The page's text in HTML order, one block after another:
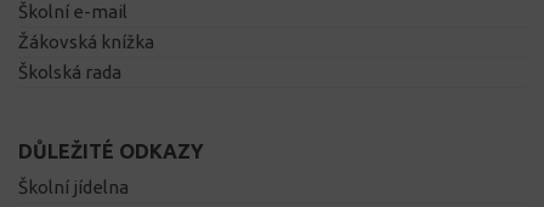
Školní e-mail
Žákovská knížka
Školská rada
DŮLEŽITÉ ODKAZY
Školní jídelna